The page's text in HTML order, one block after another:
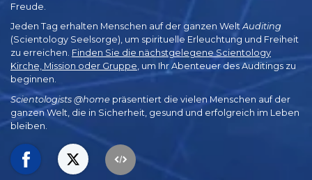
Freude.
Jeden Tag erhalten Menschen auf der ganzen WeltAuditing
(Scientology Seelsorge), um spirituelle Erleuchtung und Freiheit
zu erreichen. Finden Sie die nächstgelegene Scientology
Kirche, Mission oder Gruppe, um Ihr Abenteuer des Auditings zu
beginnen.
Scientologists @home präsentiert die vielen Menschen auf der
ganzen Welt, die in Sicherheit, gesund und erfolgreich im Leben
bleiben.